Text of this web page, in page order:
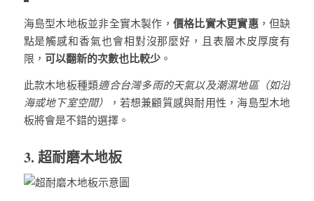
海島型木地板並非全實木製作， 價格比實木更實惠，但缺
點是觸感和香氣也會相對沒那麼好，且表層木皮厚度有
限， 可以翻新的次數也比較少。
此款木地板種類適合台灣多雨的天氣以及潮濕地區（如沿
海或地下室空間）
，若想兼顧質感與耐用性，海島型木地
板將會是不錯的選擇。
3. 超耐磨木地板